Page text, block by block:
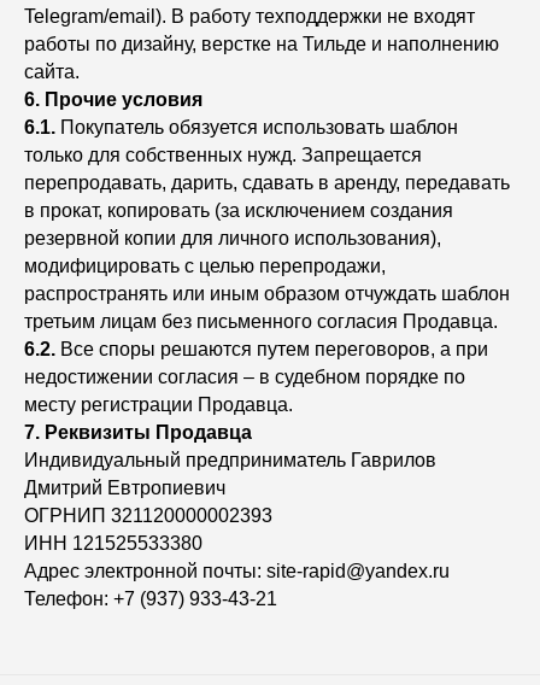
Telegram/email). В работу техподдержки не входят
работы по дизайну, верстке на Тильде и наполнению
сайта.
6. Прочие условия
6.1. Покупатель обязуется использовать шаблон
только для собственных нужд. Запрещается
перепродавать, дарить, сдавать в аренду, передавать
в прокат, копировать (за исключением создания
резервной копии для личного использования),
модифицировать с целью перепродажи,
распространять или иным образом отчуждать шаблон
третьим лицам без письменного согласия Продавца.
6.2. Все споры решаются путем переговоров, а при
недостижении согласия – в судебном порядке по
месту регистрации Продавца.
7. Реквизиты Продавца
Индивидуальный предприниматель Гаврилов
Дмитрий Евтропиевич
ОГРНИП 321120000002393
ИНН 121525533380
Адрес электронной почты: site-rapid@yandex.ru
Телефон: +7 (937) 933-43-21